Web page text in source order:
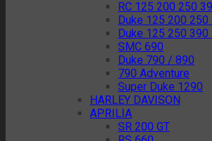
RC 125 200 250
Duke 125 200 250
Duke 125 250 390
SMC 690
Duke 790 / 890
790 Adventure
Super Duke 1290
HARLEY DAVISON
APRILIA
SR 200 GT